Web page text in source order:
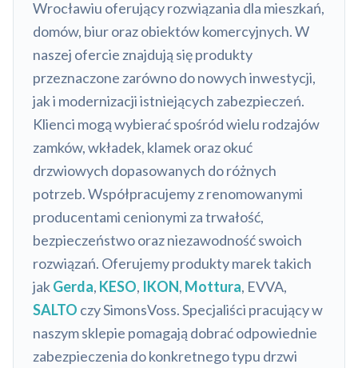
Wrocławiu oferujący rozwiązania dla mieszkań,
domów, biur oraz obiektów komercyjnych. W
naszej ofercie znajdują się produkty
przeznaczone zarówno do nowych inwestycji,
jak i modernizacji istniejących zabezpieczeń.
Klienci mogą wybierać spośród wielu rodzajów
zamków, wkładek, klamek oraz okuć
drzwiowych dopasowanych do różnych
potrzeb. Współpracujemy z renomowanymi
producentami cenionymi za trwałość,
bezpieczeństwo oraz niezawodność swoich
rozwiązań. Oferujemy produkty marek takich
jakGerda, KESO, IKON, Mottura, EVVA,
SALTO czy SimonsVoss. Specjaliści pracujący w
naszym sklepie pomagają dobrać odpowiednie
zabezpieczenia do konkretnego typu drzwi